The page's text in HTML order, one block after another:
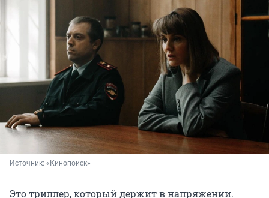
Источник: «Кинопоиск»
Это триллер, который держит в напряжении.